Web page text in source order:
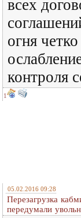
всех
огня
контроля
1
05.02.2016 09:28
Перезагрузка
передумали